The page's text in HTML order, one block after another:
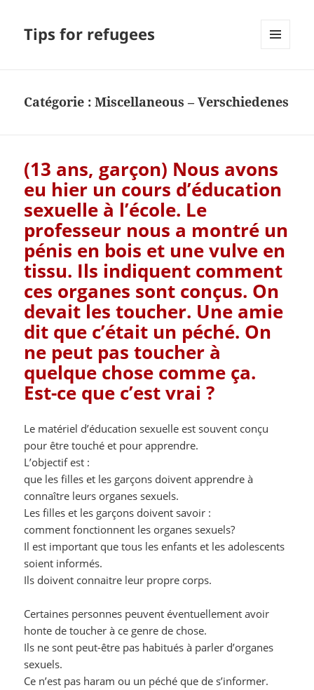
Tips for refugees
Catégorie :Miscellaneous – Verschiedenes
(13 ans, garçon) Nous avons
eu hier un cours d’éducation
sexuelle à l’école. Le
professeur nous a montré un
pénis en bois et une vulve en
tissu. Ils indiquent comment
ces organes sont conçus. On
devait les toucher. Une amie
dit que c’était un péché. On
ne peut pas toucher à
quelque chose comme ça.
Est-ce que c’est vrai ?
Le matériel d’éducation sexuelle est souvent conçu
pour être touché et pour apprendre.
L’objectif est :
que les filles et les garçons doivent apprendre à
connaître leurs organes sexuels.
Les filles et les garçons doivent savoir :
comment fonctionnent les organes sexuels?
Il est important que tous les enfants et les adolescents
soient informés.
Ils doivent connaitre leur propre corps.
Certaines personnes peuvent éventuellement avoir
honte de toucher à ce genre de chose.
Ils ne sont peut-être pas habitués à parler d’organes
sexuels.
Ce n’est pas haram ou un péché que de s’informer.